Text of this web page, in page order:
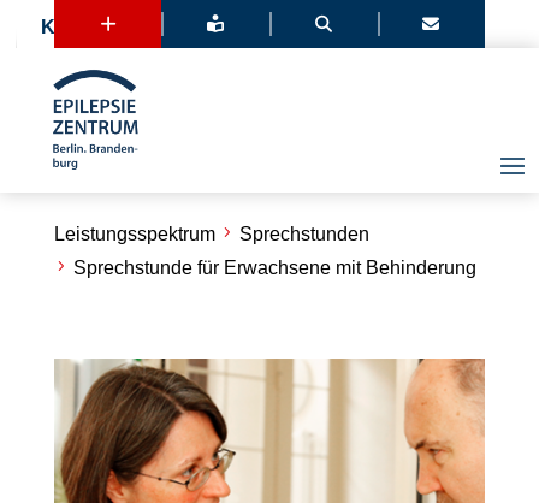
+   
Kontakt
Leistungsspektrum
Sprechstunden
Sprechstunde für Erwachsene mit Behinderung